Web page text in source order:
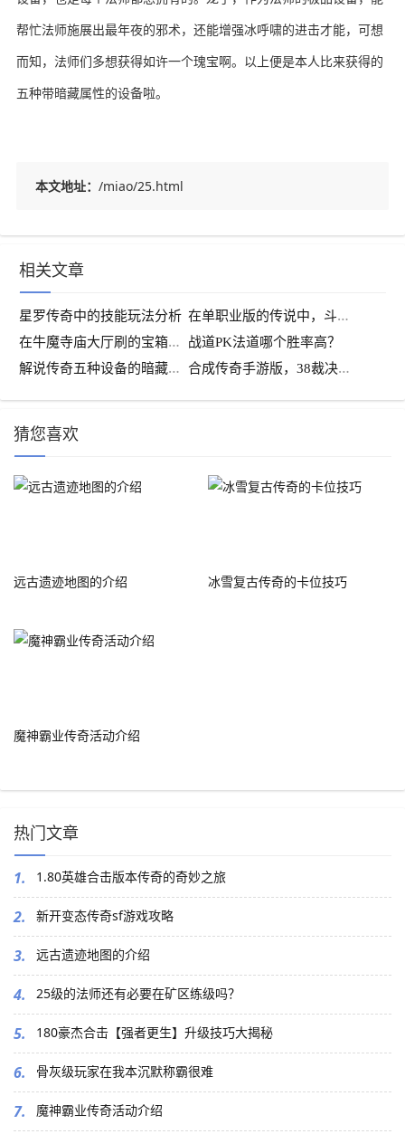
帮忙法师施展出最年夜的邪术，还能增强冰呼啸的进击才能，可想
而知，法师们多想获得如许一个瑰宝啊。以上便是本人比来获得的
五种带暗藏属性的设备啦。
本文地址： /miao/25.html
相关文章
星罗传奇中的技能玩法分析 在
单职业版的传说中，斗牛魔王要多少钱
在
牛魔寺庙大厅刷的宝箱会爆好装备吗？ 战道PK法道哪个胜率高？
解
说传奇五种设备的暗藏属性 合
成传奇手游版，38裁决，运2记忆，最新沙城主——核桃思密达
猜您喜欢
远古遗迹地图的介绍 冰雪复古传奇的卡位技巧
魔神霸业传奇活动介绍
热门文章
1. 1.80英雄合击版本传奇的奇妙之旅
2. 新开变态传奇sf游戏攻略
3. 远古遗迹地图的介绍
4. 25级的法师还有必要在矿区练级吗？
5. 180豪杰合击【强者更生】升级技巧大揭秘
6. 骨灰级玩家在我本沉默称霸很难
7. 魔神霸业传奇活动介绍